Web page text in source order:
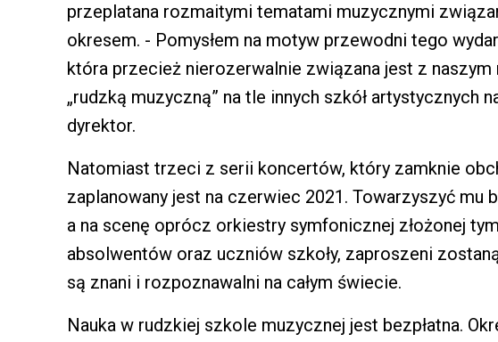
przeplatana rozmaitymi tematami muzycznymi
okresem. - Pomysłem na motyw przewodni tego
która przecież nierozerwalnie związana jest z
„rudzką muzyczną” na tle innych szkół artystycznych
dyrektor.
Natomiast trzeci z serii koncertów, który zamknie
zaplanowany jest na czerwiec 2021. Towarzyszyć mu
a na scenę oprócz orkiestry symfonicznej złożonej
absolwentów oraz uczniów szkoły, zaproszeni
są znani i rozpoznawalni na całym świecie.
Nauka w rudzkiej szkole muzycznej jest bezpłatna.